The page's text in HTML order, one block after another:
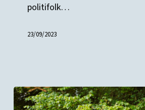
politifolk…
23/09/2023